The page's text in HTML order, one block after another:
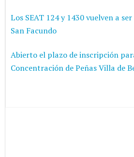
Los SEAT 124 y 1430 vuelven a
San Facundo
Abierto el plazo de inscripción
Concentración de Peñas Villa de